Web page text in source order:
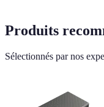
Produits
Sélectionnés par nos